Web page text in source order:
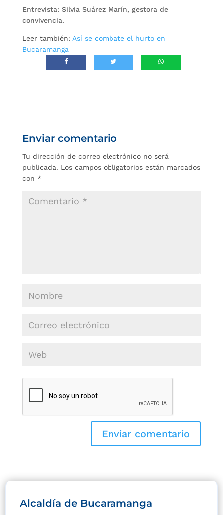
Entrevista: Silvia Suárez Marín, gestora de
convivencia.
Leer también: Así se combate el hurto en
Bucaramanga
Enviar comentario
Tu dirección de correo electrónico no será
publicada. Los campos obligatorios están marcados
con *
Alcaldía de Bucaramanga